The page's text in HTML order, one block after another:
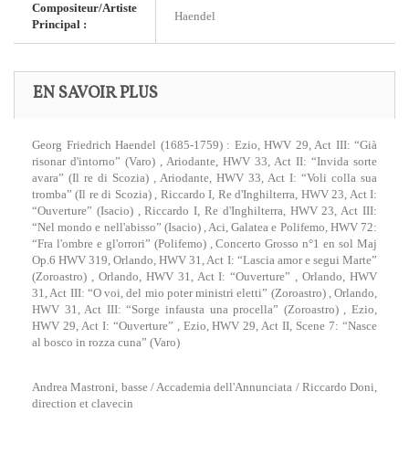
Compositeur/Artiste
Principal :
Haendel
EN SAVOIR PLUS
Georg Friedrich Haendel (1685-1759) : Ezio, HWV 29, Act III: “Già
risonar d'intorno” (Varo) , Ariodante, HWV 33, Act II: “Invida sorte
avara” (Il re di Scozia) , Ariodante, HWV 33, Act I: “Voli colla sua
tromba” (Il re di Scozia) , Riccardo I, Re d'Inghilterra, HWV 23, Act I:
“Ouverture” (Isacio) , Riccardo I, Re d'Inghilterra, HWV 23, Act III:
“Nel mondo e nell'abisso” (Isacio) , Aci, Galatea e Polifemo, HWV 72:
“Fra l'ombre e gl'orrori” (Polifemo) , Concerto Grosso n°1 en sol Maj
Op.6 HWV 319, Orlando, HWV 31, Act I: “Lascia amor e segui Marte”
(Zoroastro) , Orlando, HWV 31, Act I: “Ouverture” , Orlando, HWV
31, Act III: “O voi, del mio poter ministri eletti” (Zoroastro) , Orlando,
HWV 31, Act III: “Sorge infausta una procella” (Zoroastro) , Ezio,
HWV 29, Act I: “Ouverture” , Ezio, HWV 29, Act II, Scene 7: “Nasce
al bosco in rozza cuna” (Varo)
Andrea Mastroni, basse / Accademia dell'Annunciata / Riccardo Doni,
direction et clavecin